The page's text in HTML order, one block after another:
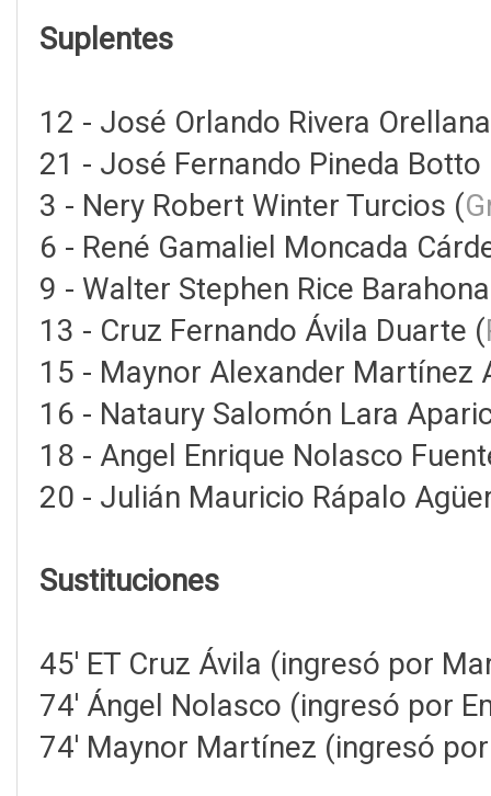
Suplentes
12 - José Orlando Rivera
21 - José Fernando Pineda Botto
3 - Nery Robert Winter Turcios (
6 - René Gamaliel Moncada
9 - Walter Stephen Rice
13 - Cruz Fernando Ávila Duarte (
15 - Maynor Alexander Martínez
16 - Nataury Salomón Lara
18 - Angel Enrique Nolasco
20 - Julián Mauricio Rápalo
Sustituciones
45' ET Cruz Ávila (ingresó por
74' Ángel Nolasco (ingresó por
74' Maynor Martínez (ingresó